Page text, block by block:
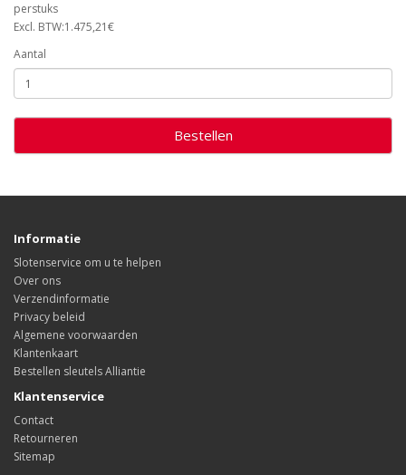
perstuks
Excl. BTW:1.475,21€
Aantal
Bestellen
Informatie
Slotenservice om u te helpen
Over ons
Verzendinformatie
Privacy beleid
Algemene voorwaarden
Klantenkaart
Bestellen sleutels Alliantie
Klantenservice
Contact
Retourneren
Sitemap